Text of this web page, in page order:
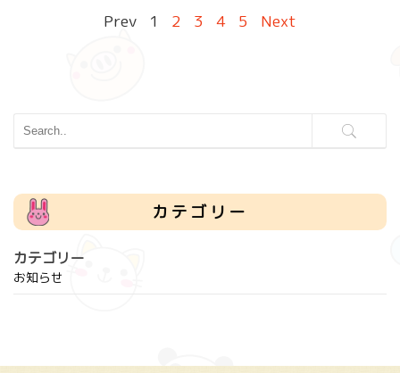
Prev 1 2 3 4 5 Next
カテゴリー
カテゴリー
お知らせ